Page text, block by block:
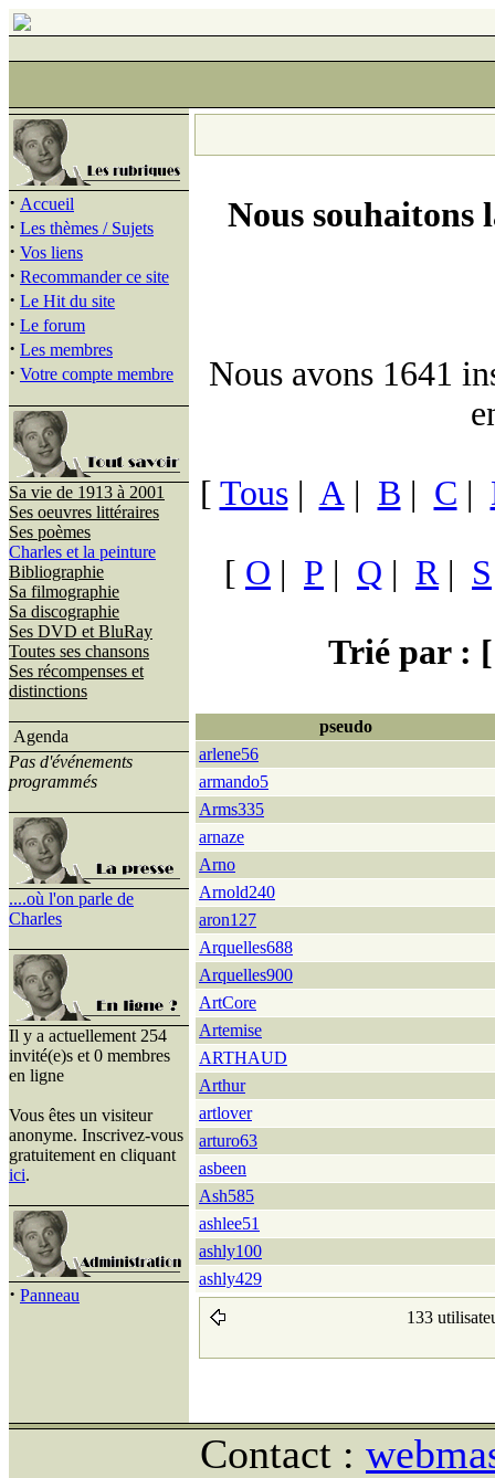
· Accueil
· Les thèmes / Sujets
· Vos liens
· Recommander ce site
· Le Hit du site
· Le forum
· Les membres
· Votre compte membre
Sa vie de 1913 à 2001
Ses oeuvres littéraires
Ses poèmes
Charles et la peinture
Bibliographie
Sa filmographie
Sa discographie
Ses DVD et BluRay
Toutes ses chansons
Ses récompenses et
distinctions
Agenda
Pas d'événements
programmés
....où l'on parle de
Charles
Il y a actuellement 254
invité(e)s et 0 membres
en ligne
Vous êtes un visiteur
anonyme. Inscrivez-vous
gratuitement en cliquant
ici.
· Panneau
Nous souhaitons
Nous avons 1641
[ Tous| A| B | C |
[ O | P | Q | R| S
Trié par : [
pseudo
arlene56
armando5
Arms335
arnaze
Arno
Arnold240
aron127
Arquelles688
Arquelles900
ArtCore
Artemise
ARTHAUD
Arthur
artlover
arturo63
asbeen
Ash585
ashlee51
ashly100
ashly429
133
Contact :